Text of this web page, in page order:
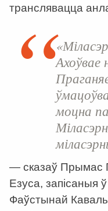
транслявацца
Ахоўвае
моцна
— сказаў Прымас
Езуса, запісаныя
Фаўстынай